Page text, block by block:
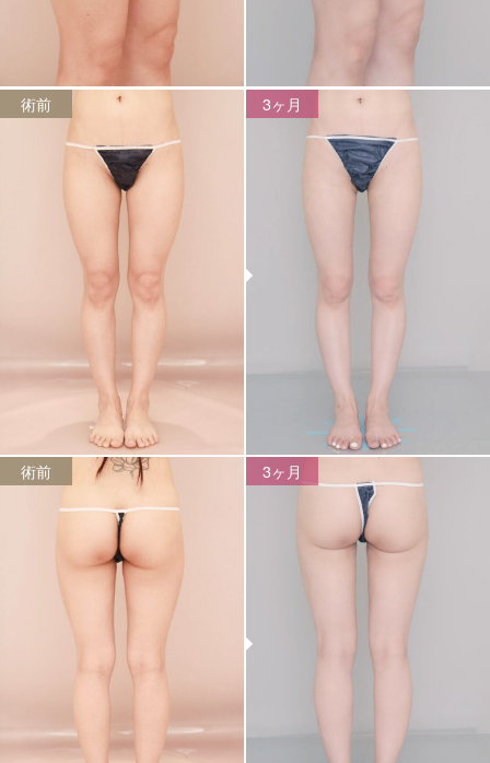
術前 3ヶ月
術前 3ヶ月